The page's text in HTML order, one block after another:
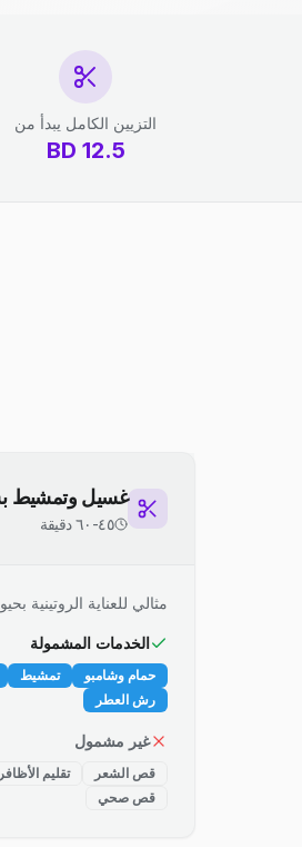
التزيين الكامل يبدأ من
12.5
BD
غسيل وتمشيط
٤٥-٦٠ دقيقة
مثالي للعناية الروتينية
الخدمات المشمولة
حمام وشامبو تمشيط
رش العطر
غير مشمول
قص الشعر تقليم الأظافر
قص صحي